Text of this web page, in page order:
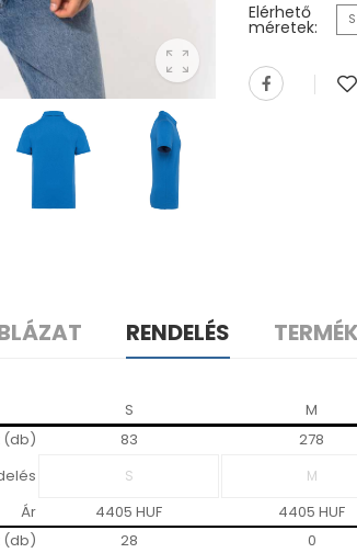
Elérhető
méretek: S
RENDELÉS
S M
(db) 83 278
Ár
4405 HUF 4405 HUF
(db) 28 0